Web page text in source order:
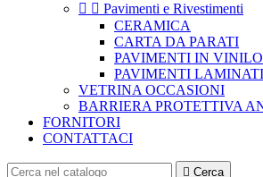
  Pavimenti e Rivestimenti
CERAMICA
CARTA DA PARATI
PAVIMENTI IN VINILO
PAVIMENTI LAMINATI
VETRINA OCCASIONI
BARRIERA PROTETTIVA
FORNITORI
CONTATTACI
 Cerca